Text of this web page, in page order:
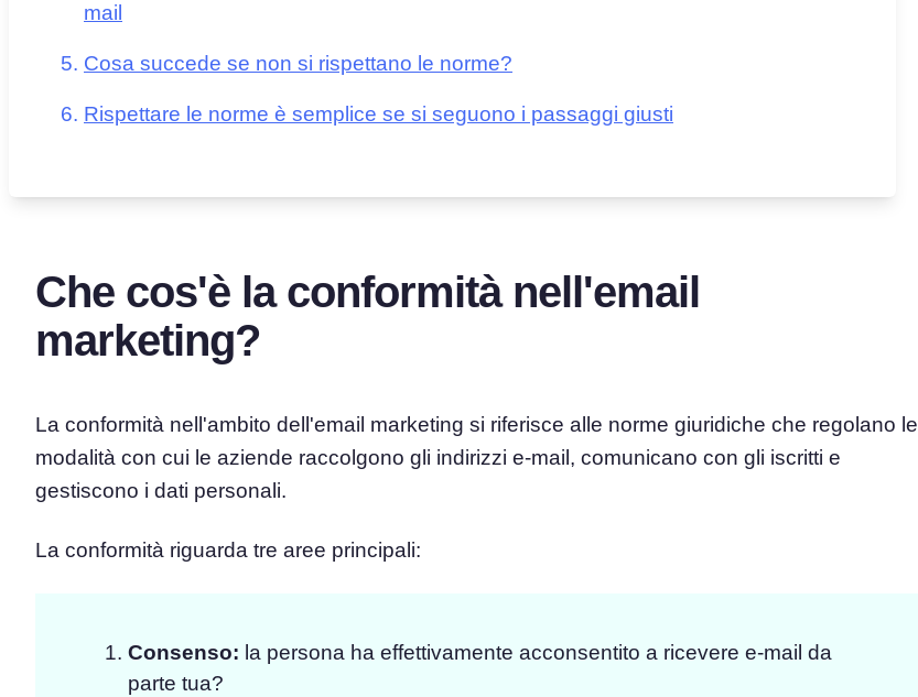
mail
Cosa succede se non si rispettano le norme?
Rispettare le norme è semplice se si seguono i passaggi giusti
Che cos'è la conformità nell'email
marketing?
La conformità nell'ambito dell'email marketing si riferisce alle norme giuridiche che regolano le
modalità con cui le aziende raccolgono gli indirizzi e-mail, comunicano con gli iscritti e
gestiscono i dati personali.
La conformità riguarda tre aree principali:
Consenso: la persona ha effettivamente acconsentito a ricevere e-mail da
parte tua?